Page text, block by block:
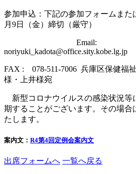
参加申込：下記の参加フォームま
月9日（金）締切（厳守）
Email:
noriyuki_kadota@office.sity.kobe.lg.jp
FAX : 078-511-7006 兵庫区保健福
様・上井様宛
新型コロナウイルスの感染状況等
期することがございます。その場合
たします。
案内文： R4第4回定例会案内文
出席フォームへ 一覧へ戻る